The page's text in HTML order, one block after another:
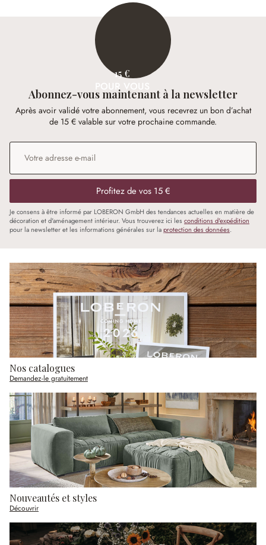
15 €
POUR VOUS
Abonnez-vous maintenant à la newsletter
Après avoir validé votre abonnement, vous recevrez un bon d’achat
de 15 € valable sur votre prochaine commande.
Adresse e-mail
Profitez de vos 15 €
Je consens à être informé par LOBERON GmbH des tendances actuelles en matière de
décoration et d'aménagement intérieur. Vous trouverez ici les conditions d'expédition
pour la newsletter et les informations générales sur laprotection des données.
Nos catalogues
Demandez-le gratuitement
Nouveautés et styles
Découvrir